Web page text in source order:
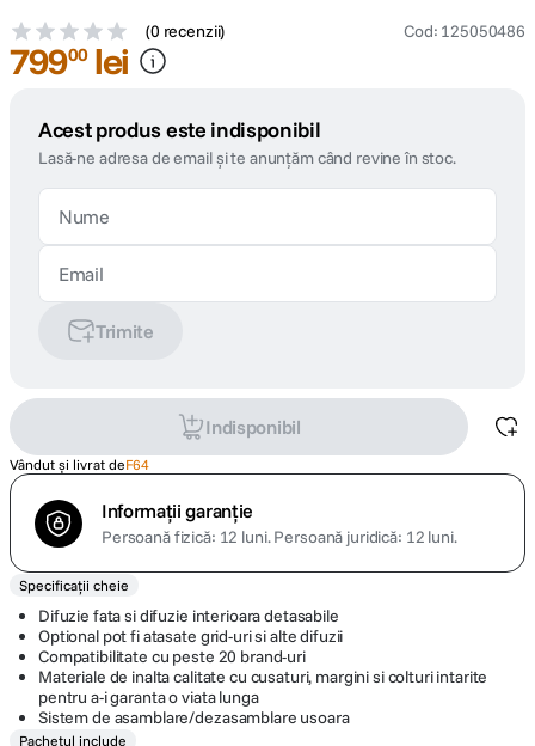
(0 recenzii) Cod: 125050486
79900 lei
Acest produs este indisponibil
Lasă-ne adresa de email și te anunțăm când revine în stoc.
Trimite
Indisponibil
Vândut și livrat deF64
Informații garanție
Persoană fizică: 12 luni.Persoană juridică: 12 luni.
Specificații cheie
Difuzie fata si difuzie interioara detasabile
Optional pot fi atasate grid-uri si alte difuzii
Compatibilitate cu peste 20 brand-uri
Materiale de inalta calitate cu cusaturi, margini si colturi intarite
pentru a-i garanta o viata lunga
Sistem de asamblare/dezasamblare usoara
Pachetul include